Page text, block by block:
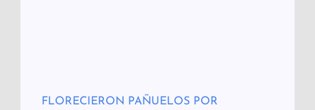
FLORECIERON PAÑUELOS POR